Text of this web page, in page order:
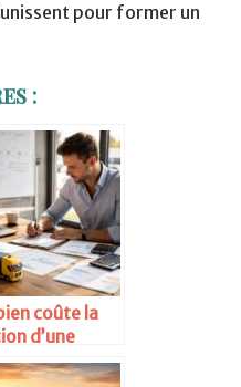
pour former un
:
coûte la
d’une
de